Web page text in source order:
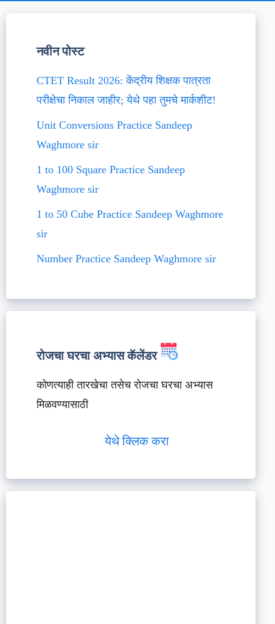
नवीन पोस्ट
CTET Result 2026: केंद्रीय शिक्षक पात्रता
परीक्षेचा निकाल जाहीर; येथे पहा तुमचे मार्कशीट!
Unit Conversions Practice Sandeep
Waghmore sir
1 to 100 Square Practice Sandeep
Waghmore sir
1 to 50 Cube Practice Sandeep Waghmore
sir
Number Practice Sandeep Waghmore sir
रोजचा घरचा अभ्यास कॅलेंडर
कोणत्याही तारखेचा तसेच रोजचा घरचा अभ्यास
मिळवण्यासाठी
येथे क्लिक करा